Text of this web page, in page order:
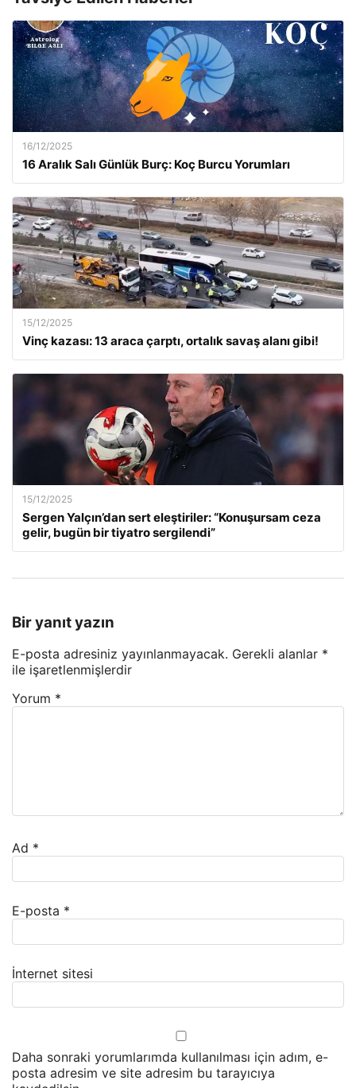
16/12/2025
16 Aralık Salı Günlük Burç: Koç Burcu Yorumları
15/12/2025
Vinç kazası: 13 araca çarptı, ortalık savaş alanı gibi!
15/12/2025
Sergen Yalçın’dan sert eleştiriler: “Konuşursam ceza
gelir, bugün bir tiyatro sergilendi”
Bir yanıt yazın
E-posta adresiniz yayınlanmayacak. Gerekli alanlar *
ile işaretlenmişlerdir
Yorum *
Ad *
E-posta *
İnternet sitesi
Daha sonraki yorumlarımda kullanılması için adım, e-
posta adresim ve site adresim bu tarayıcıya